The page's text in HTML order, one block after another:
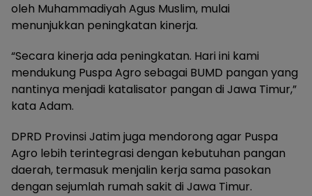
oleh Muhammadiyah Agus Muslim, mulai
menunjukkan peningkatan kinerja.
“Secara kinerja ada peningkatan. Hari ini kami
mendukung Puspa Agro sebagai BUMD pangan yang
nantinya menjadi katalisator pangan di Jawa Timur,”
kata Adam.
DPRD Provinsi Jatim juga mendorong agar Puspa
Agro lebih terintegrasi dengan kebutuhan pangan
daerah, termasuk menjalin kerja sama pasokan
dengan sejumlah rumah sakit di Jawa Timur.